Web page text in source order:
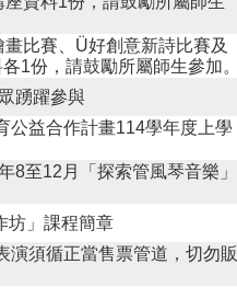
比賽、Ü好創意新詩比賽及
1份，請鼓勵所屬師生參加。
踴躍參與
公益合作計畫114學年度上學
8至12月「探索管風琴音樂」
坊」課程簡章
演須循正當售票管道，切勿販